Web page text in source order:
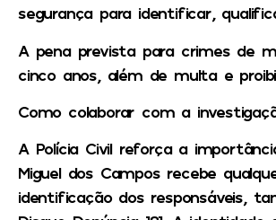
segurança para identificar,
A pena prevista para crimes de
cinco anos, além de multa e
Como colaborar com a
A Polícia Civil reforça a
Miguel dos Campos recebe
identificação dos responsáveis,